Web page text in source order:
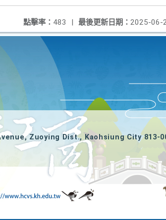
最後更新日期： 2025-06-
點擊率： 483 |
Zuoying Dist., Kaohsiung City 813-